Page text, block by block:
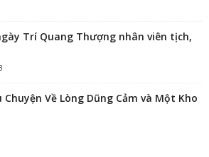
Trí Quang Thượng nhân viên tịch,
Chuyện Về Lòng Dũng Cảm và Một Kho